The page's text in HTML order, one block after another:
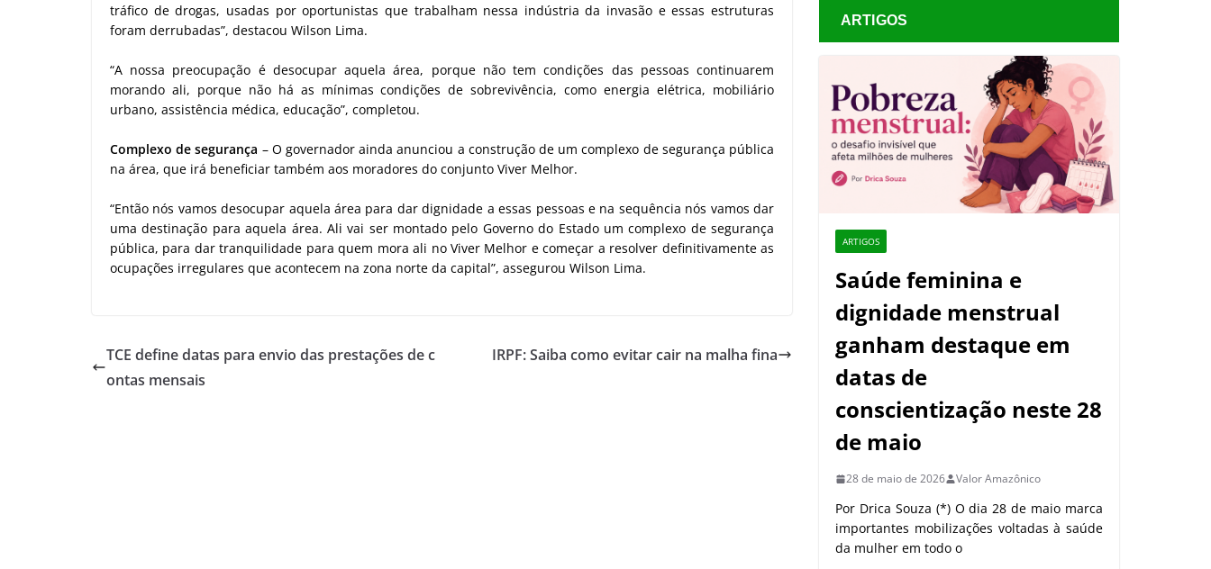
tráfico de drogas, usadas por oportunistas que trabalham nessa indústria da invasão e essas estruturas
foram derrubadas”, destacou Wilson Lima.
“A nossa preocupação é desocupar aquela área, porque não tem condições das pessoas continuarem
morando ali, porque não há as mínimas condições de sobrevivência, como energia elétrica, mobiliário
urbano, assistência médica, educação”, completou.
Complexo de segurança – O governador ainda anunciou a construção de um complexo de segurança pública
na área, que irá beneficiar também aos moradores do conjunto Viver Melhor.
“Então nós vamos desocupar aquela área para dar dignidade a essas pessoas e na sequência nós vamos dar
uma destinação para aquela área. Ali vai ser montado pelo Governo do Estado um complexo de segurança
pública, para dar tranquilidade para quem mora ali no Viver Melhor e começar a resolver definitivamente as
ocupações irregulares que acontecem na zona norte da capital”, assegurou Wilson Lima.
TCE define datas para envio das prestações de c
ontas mensais
IRPF: Saiba como evitar cair na malha fina
ARTIGOS
ARTIGOS
Saúde feminina e
dignidade menstrual
ganham destaque em
datas de
conscientização neste 28
de maio
28 de maio de 2026 Valor Amazônico
Por Drica Souza (*) O dia 28 de maio marca
importantes mobilizações voltadas à saúde
da mulher em todo o